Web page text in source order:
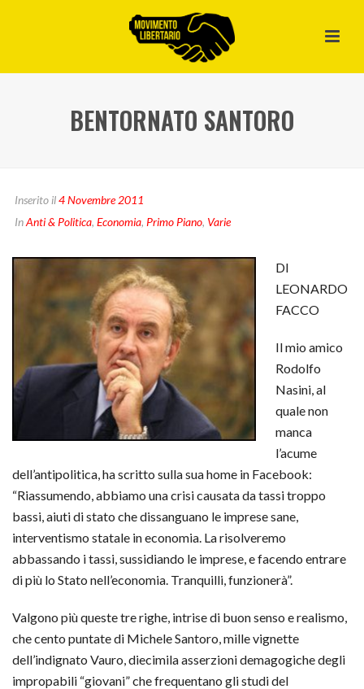
BENTORNATO SANTORO
Inserito il4 Novembre 2011
InAnti & Politica, Economia, Primo Piano, Varie
DI
LEONARDO
FACCO
Il mio amico
Rodolfo
Nasini, al
quale non
manca
l’acume
dell’antipolitica, ha scritto sulla sua home in Facebook:
“Riassumendo, abbiamo una crisi causata da tassi troppo
bassi, aiuti di stato che dissanguano le imprese sane,
interventismo statale in economia. La risolveremo
abbassando i tassi, sussidiando le imprese, e facendo entrare
di più lo Stato nell’economia. Tranquilli, funzionerà”.
Valgono più queste tre righe, intrise di buon senso e realismo,
che cento puntate di Michele Santoro, mille vignette
dell’indignato Vauro, diecimila asserzioni demagogiche degli
impropabili “giovani” che frequentano gli studi del